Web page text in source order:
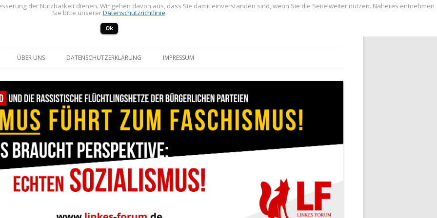
ÜBER UNS DATENSCHUTZERKLÄRUNG IMPRESSUM
der Nutzbarkeit dienen. Wir gehen davon aus, dass Sie damit einverstanden sind, wenn Sie die Seite weiter nutzen. Näheres entnehmen
Sie bitte unsererDatenschutzrichtlinie.
Ok